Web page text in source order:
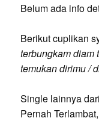
Belum ada info
Berikut cuplikan
terbungkam diam
temukan dirimu /
Single lainnya
Pernah